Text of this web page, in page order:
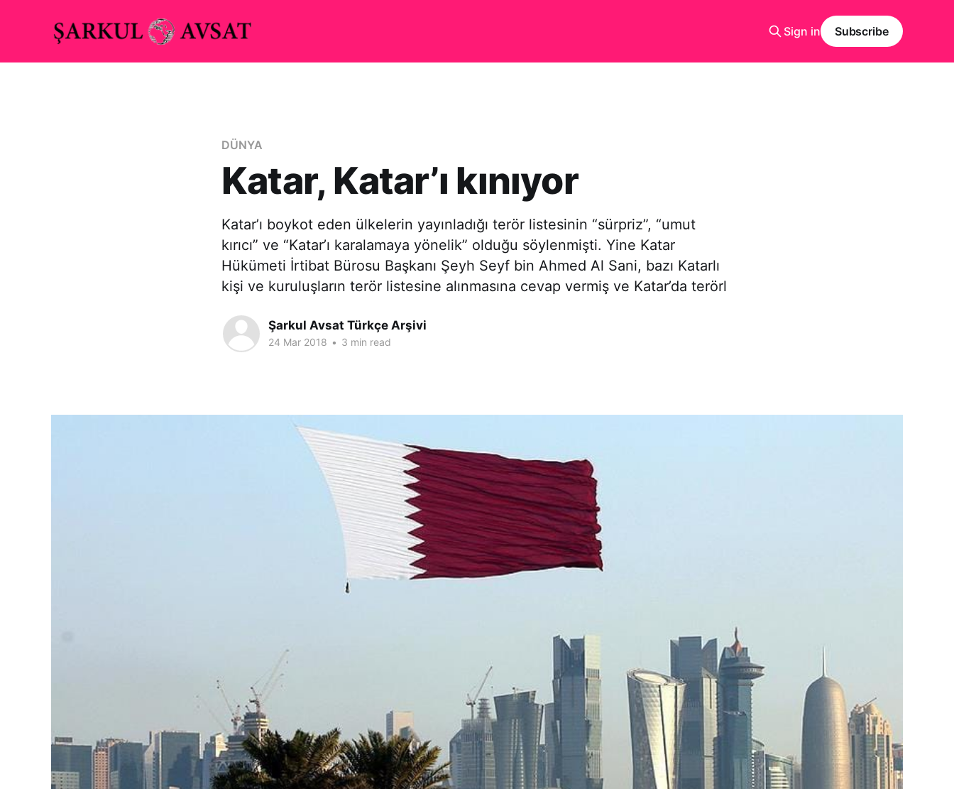
Sign in Subscribe
DÜNYA
Katar, Katar’ı kınıyor
Katar’ı boykot eden ülkelerin yayınladığı terör listesinin “sürpriz”, “umut
kırıcı” ve “Katar’ı karalamaya yönelik” olduğu söylenmişti. Yine Katar
Hükümeti İrtibat Bürosu Başkanı Şeyh Seyf bin Ahmed Al Sani, bazı Katarlı
kişi ve kuruluşların terör listesine alınmasına cevap vermiş ve Katar’da terörl
Şarkul Avsat Türkçe Arşivi
24 Mar 2018 • 3 min read